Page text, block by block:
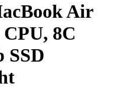
Air
8C
SSD